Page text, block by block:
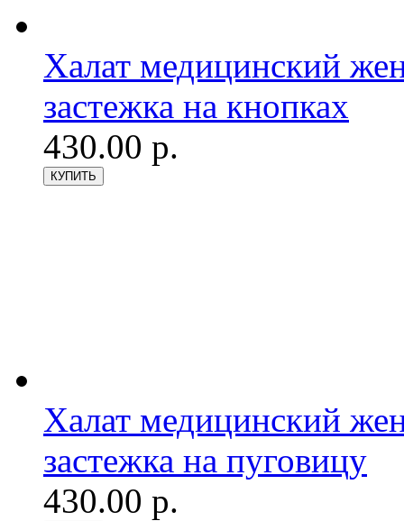
Халат медицинский
застежка на кнопках
430.00 р.
Халат медицинский
застежка на пуговицу
430.00 р.